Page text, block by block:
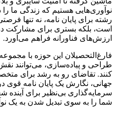
نوآوری‌هایی هستیم که زندگی ما
رشته برای پایان نامه، نه تنها
است، بلکه بستری برای مشارکت
ارزش‌های فناورانه فراهم می‌آورد.
فارغ‌التحصیلان این حوزه با
طراحی و پیاده‌سازی، می‌توانند
کنند. تقاضای رو به رشد برای
جهانی، نگارش یک پایان نامه قوی
سرمایه‌گذاری بی‌نظیر برای آینده
شما را به سوی تبدیل شدن به یک